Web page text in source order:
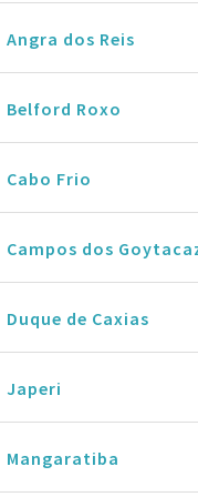
Angra dos Reis
Belford Roxo
Cabo Frio
Campos dos
Duque de Caxias
Japeri
Mangaratiba